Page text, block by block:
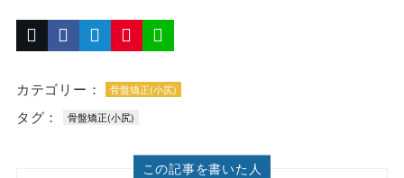
カテゴリー： 骨盤矯正(小尻)
タグ： 骨盤矯正(小尻)
この記事を書いた人